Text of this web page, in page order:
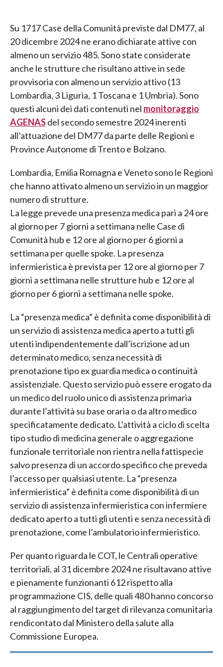
Su 1717 Case della Comunità previste dal DM77, al
20 dicembre 2024 ne erano dichiarate attive con
almeno un servizio 485. Sono state considerate
anche le strutture che risultano attive in sede
provvisoria con almeno un servizio attivo (13
Lombardia, 3 Liguria, 1 Toscana e 1 Umbria). Sono
questi alcuni dei dati contenuti nel monitoraggio
AGENASdel secondo semestre 2024 inerenti
all’attuazione del DM77 da parte delle Regioni e
Province Autonome di Trento e Bolzano.
Lombardia, Emilia Romagna e Veneto sono le Regioni
che hanno attivato almeno un servizio in un maggior
numero di strutture.
La legge prevede una presenza medica pari a 24 ore
al giorno per 7 giorni a settimana nelle Case di
Comunità hub e 12 ore al giorno per 6 giorni a
settimana per quelle spoke. La presenza
infermieristica è prevista per 12 ore al giorno per 7
giorni a settimana nelle strutture hub e 12 ore al
giorno per 6 giorni a settimana nelle spoke.
La “presenza medica” è definita come disponibilità di
un servizio di assistenza medica aperto a tutti gli
utenti indipendentemente dall’iscrizione ad un
determinato medico, senza necessità di
prenotazione tipo ex guardia medica o continuità
assistenziale. Questo servizio può essere erogato da
un medico del ruolo unico di assistenza primaria
durante l’attività su base oraria o da altro medico
specificatamente dedicato. L’attività a ciclo di scelta
tipo studio di medicina generale o aggregazione
funzionale territoriale non rientra nella fattispecie
salvo presenza di un accordo specifico che preveda
l’accesso per qualsiasi utente. La “presenza
infermieristica” è definita come disponibilità di un
servizio di assistenza infermieristica con infermiere
dedicato aperto a tutti gli utenti e senza necessità di
prenotazione, come l’ambulatorio infermieristico.
Per quanto riguarda le COT, le Centrali operative
territoriali, al 31 dicembre 2024 ne risultavano attive
e pienamente funzionanti 612 rispetto alla
programmazione CIS, delle quali 480 hanno concorso
al raggiungimento del target di rilevanza comunitaria
rendicontato dal Ministero della salute alla
Commissione Europea.